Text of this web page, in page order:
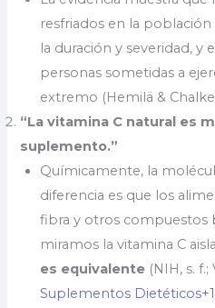
resfriados en la
la duración y severidad, y
personas sometidas a
extremo (Hemilä &
“La vitamina C natural es
suplemento.”
Químicamente, la
diferencia es que los
fibra y otros compuestos
miramos la vitamina C
es equivalente (NIH, s. f.;
Suplementos Dietéticos+1